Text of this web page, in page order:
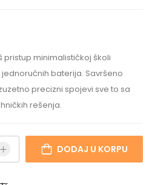
pristup minimalističkoj školi
baterija. Savršeno
precizni spojevi sve to sa
rešenja.
DODAJ U KORPU